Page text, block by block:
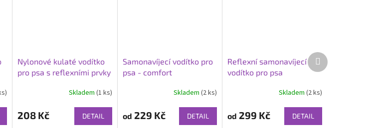
Nylonové kulaté vodítko
pro psa s reflexními prvky
Skladem (1 ks)
208 Kč DETAIL
Samonavíjecí vodítko pro
psa - comfort
produktu
je
Skladem(2 ks)
od 229 Kč DETAIL
Reflexní samonavíjecí
vodítko pro psa
Skladem (2 ks)
od 299 Kč DETAIL
Další
produkt